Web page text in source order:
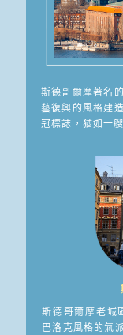
斯德哥爾摩著名
藝復興的風格建
冠標誌，猶如一
斯德哥爾摩老城
巴洛克風格的氣